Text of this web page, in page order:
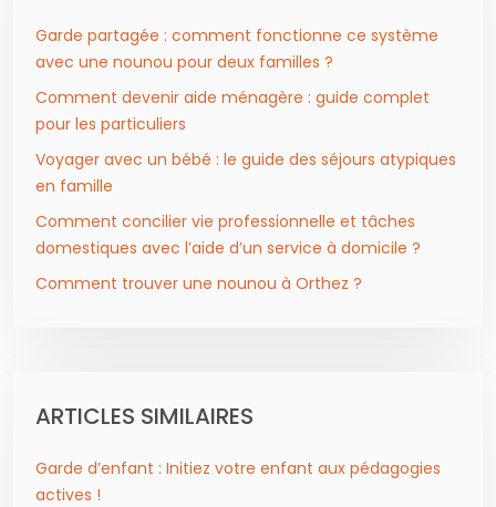
Garde partagée : comment fonctionne ce système
avec une nounou pour deux familles ?
Comment devenir aide ménagère : guide complet
pour les particuliers
Voyager avec un bébé : le guide des séjours atypiques
en famille
Comment concilier vie professionnelle et tâches
domestiques avec l’aide d’un service à domicile ?
Comment trouver une nounou à Orthez ?
ARTICLES SIMILAIRES
Garde d’enfant : Initiez votre enfant aux pédagogies
actives !